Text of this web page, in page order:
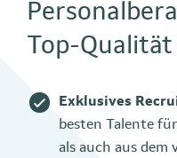
Top-
Exklusives
besten Talente
als auch aus